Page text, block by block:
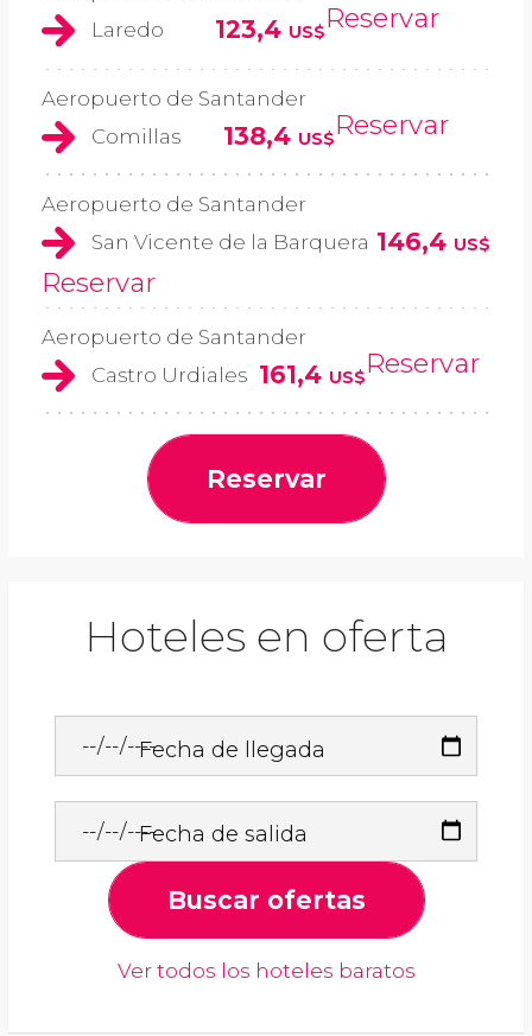
Laredo
123,4 US$Reservar
Aeropuerto de Santander
Comillas
138,4 US$Reservar
Aeropuerto de Santander
San Vicente de la Barquera 146,4 US$
Reservar
Aeropuerto de Santander
Castro Urdiales 161,4 US$Reservar
Reservar
Hoteles en oferta
Fecha de llegada
Fecha de salida
Buscar ofertas
Ver todos los hoteles baratos